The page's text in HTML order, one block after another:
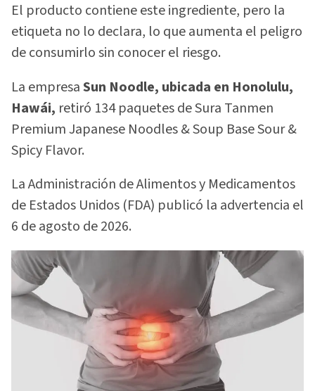
El producto contiene este ingrediente, pero la
etiqueta no lo declara, lo que aumenta el peligro
de consumirlo sin conocer el riesgo.
La empresaSun Noodle, ubicada en Honolulu,
Hawái, retiró 134 paquetes de Sura Tanmen
Premium Japanese Noodles & Soup Base Sour &
Spicy Flavor.
La Administración de Alimentos y Medicamentos
de Estados Unidos (FDA) publicó la advertencia el
6 de agosto de 2026.